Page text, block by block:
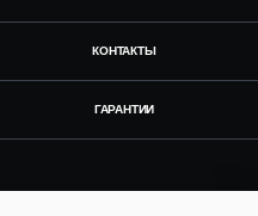
КОНТАКТЫ
ГАРАНТИИ